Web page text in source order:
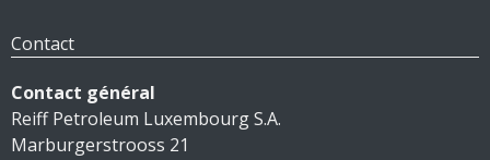
Contact
Contact général
Reiff Petroleum Luxembourg S.A.
Marburgerstrooss 21